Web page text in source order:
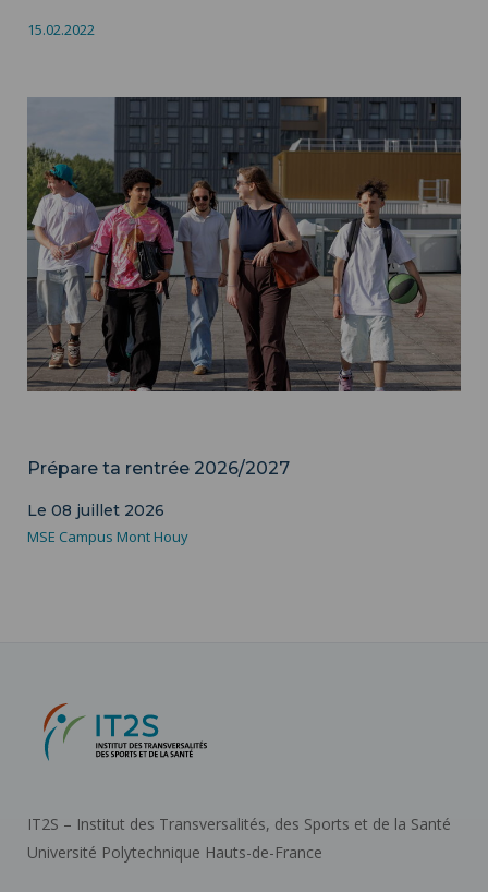
15.02.2022
La vie étudiante, entre rires, discussions et complicité - © Grégory
Prépare ta rentrée 2026/2027
Le 08 juillet 2026
MSE Campus Mont Houy
IT2S – Institut des Transversalités, des Sports et de la Santé
Université Polytechnique Hauts-de-France